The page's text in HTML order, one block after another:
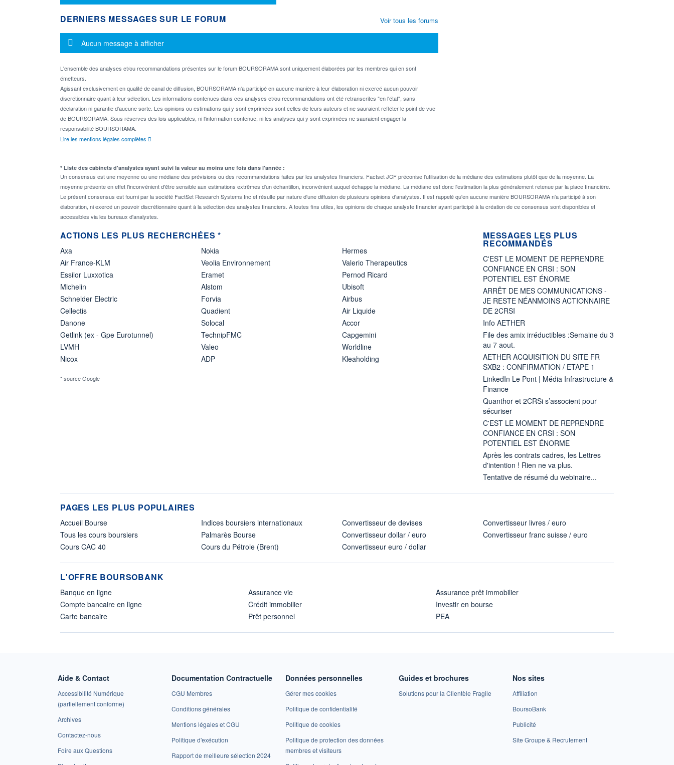
DERNIERS MESSAGES SUR LE FORUM
Message d'information
Aucun message à afficher
L'ensemble des analyses et/ou recommandations présentes sur le forum BOURSORAMA sont uniquement élaborées par les membres qui en sont
émetteurs.
Agissant exclusivement en qualité de canal de diffusion, BOURSORAMA n'a participé en aucune manière à leur élaboration ni exercé aucun pouvoir
discrétionnaire quant à leur sélection. Les informations contenues dans ces analyses et/ou recommandations ont été retranscrites "en l'état", sans
déclaration ni garantie d'aucune sorte. Les opinions ou estimations qui y sont exprimées sont celles de leurs auteurs et ne sauraient refléter le point de vue
de BOURSORAMA. Sous réserves des lois applicables, ni l'information contenue, ni les analyses qui y sont exprimées ne sauraient engager la
responsabilité BOURSORAMA.
Lire les mentions légales complètes
Voir tous les forums
* Liste des cabinets d'analystes ayant suivi la valeur au moins une fois dans l'année :
Un consensus est une moyenne ou une médiane des prévisions ou des recommandations faites par les analystes financiers. Factset JCF préconise l'utilisation de la médiane des estimations plutôt que de la moyenne. La
moyenne présente en effet l'inconvénient d'être sensible aux estimations extrêmes d'un échantillon, inconvénient auquel échappe la médiane. La médiane est donc l'estimation la plus généralement retenue par la place financière.
Le présent consensus est fourni par la société FactSet Research Systems Inc et résulte par nature d'une diffusion de plusieurs opinions d'analystes. Il est rappelé qu'en aucune manière BOURSORAMA n'a participé à son
élaboration, ni exercé un pouvoir discrétionnaire quant à la sélection des analystes financiers. A toutes fins utiles, les opinions de chaque analyste financier ayant participé à la création de ce consensus sont disponibles et
accessibles via les bureaux d'analystes.
ACTIONS LES PLUS RECHERCHÉES *
Axa
Air France-KLM
Essilor Luxxotica
Michelin
Schneider Electric
Cellectis
Danone
Getlink (ex - Gpe Eurotunnel)
LVMH
Nicox
Nokia
Veolia Environnement
Eramet
Alstom
Forvia
Quadient
Solocal
TechnipFMC
Valeo
ADP
Hermes
Valerio Therapeutics
Pernod Ricard
Ubisoft
Airbus
Air Liquide
Accor
Capgemini
Worldline
Kleaholding
* source Google
MESSAGES LES PLUS
RECOMMANDÉS
C'EST LE MOMENT DE REPRENDRE
CONFIANCE EN CRSI : SON
POTENTIEL EST ÉNORME
ARRÊT DE MES COMMUNICATIONS -
JE RESTE NÉANMOINS ACTIONNAIRE
DE 2CRSI
Info AETHER
File des amix irréductibles :Semaine du 3
au 7 aout.
AETHER ACQUISITION DU SITE FR
SXB2 : CONFIRMATION / ETAPE 1
LinkedIn Le Pont | Média Infrastructure &
Finance
Quanthor et 2CRSi s’associent pour
sécuriser
C'EST LE MOMENT DE REPRENDRE
CONFIANCE EN CRSI : SON
POTENTIEL EST ÉNORME
Après les contrats cadres, les Lettres
d'intention ! Rien ne va plus.
Tentative de résumé du webinaire...
PAGES LES PLUS POPULAIRES
Accueil Bourse
Tous les cours boursiers
Cours CAC 40
Indices boursiers internationaux
Palmarès Bourse
Cours du Pétrole (Brent)
Convertisseur de devises
Convertisseur dollar / euro
Convertisseur euro / dollar
Convertisseur livres / euro
Convertisseur franc suisse / euro
L'OFFRE BOURSOBANK
Banque en ligne
Compte bancaire en ligne
Carte bancaire
Assurance vie
Crédit immobilier
Prêt personnel
Assurance prêt immobilier
Investir en bourse
PEA
Aide & Contact
Accessibilité Numérique
(partiellement conforme)
Archives
Contactez-nous
Foire aux Questions
Documentation Contractuelle
CGU Membres
Conditions générales
Mentions légales et CGU
Politique d'exécution
Rapport de meilleure sélection 2024
Données personnelles
Gérer mes cookies
Politique de confidentialité
Politique de cookies
Politique de protection des données
membres et visiteurs
Guides et brochures
Solutions pour la Clientèle Fragile
Nos sites
Affiliation
BoursoBank
Publicité
Site Groupe & Recrutement